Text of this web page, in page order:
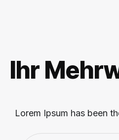
Ihr
Lorem Ipsum has been